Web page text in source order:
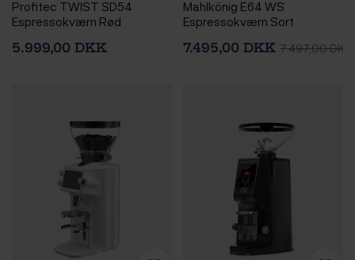
Profitec TWIST SD54
Espressokværn Rød
5.999,00 DKK
Mahlkönig E64 WS
Espressokværn Sort
7.495,00 DKK 7.497,00 DKK